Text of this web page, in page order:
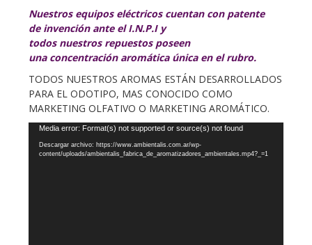
Nuestros equipos eléctricos cuentan con patente
de invención ante el I.N.P.I y
todos nuestros repuestos poseen
una concentración aromática única en el rubro.
TODOS NUESTROS AROMAS ESTÁN DESARROLLADOS
PARA EL ODOTIPO, MAS CONOCIDO COMO
MARKETING OLFATIVO O MARKETING AROMÁTICO.
Reproductor
vídeo
Media error: Format(s) not supported or source(s) not found
Descargar archivo: https://www.ambientalis.com.ar/wp-
content/uploads/ambientalis_fabrica_de_aromatizadores_ambientales.mp4?_=1